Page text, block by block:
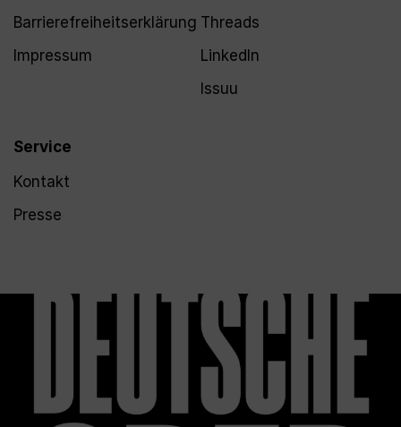
Barrierefreiheitserklärung
Impressum
Service
Kontakt
Presse
Threads
LinkedIn
Issuu